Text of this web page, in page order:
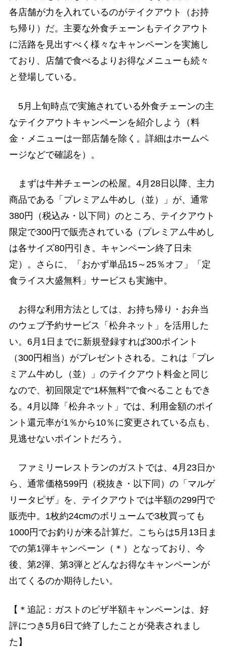
各店舗が力を入れているのがテイクアウト（お持
ち帰り）だ。主要な外食チェーンもテイクアウト
に活路を見出すべく様々なキャンペーンを実施し
ており、店舗で食べるよりお得なメニューも続々
と登場している。
5月上旬時点で実施されている外食チェーンの主
なテイクアウトキャンペーンを紹介しよう（料
金・メニューは一部店舗を除く。詳細はホームペ
ージなどで確認を）。
まずは牛丼チェーンの松屋。4月28日以降、主力
商品である「プレミアム牛めし（並）」が、通常
380円（税込み・以下同）のところ、テイクアウト
限定で300円で販売されている（プレミアム牛めし
は各サイズ80円引き。キャンペーン終了日未
定）。さらに、「おかず単品15～25％オフ」「定
食ライス大盛無料」サービスも実施中。
お得な利用方法としては、お持ち帰り・お弁当
のウェブ予約サービス「松弁ネット」を活用した
い。6月1日までに新規登録すれば300ポイント
（300円相当）がプレゼントされる。これは「プレ
ミアム牛めし（並）」のテイクアウト料金と同じ
なので、初回限定で“1杯無料”で食べることもでき
る。4月以降「松弁ネット」では、利用金額のポイ
ント還元率が1％から10％に変更されている点も、
見逃せないポイントだろう。
ファミリーレストランのガストでは、4月23日か
ら、通常価格599円（税抜き・以下同）の「マルゲ
リータピザ」を、テイクアウトでは半額の299円で
販売中。1枚約24cmのボリュームで3枚買っても
1000円でお釣りが来る計算だ。こちらは5月13日ま
での第1弾キャンペーン（＊）となっており、今
後、第2弾、第3弾とどんなお得なキャンペーンが
出てくるのか期待したい。
【＊追記：ガストのピザ半額キャンペーンは、好
評につき5月6日で終了したことが発表されまし
た】